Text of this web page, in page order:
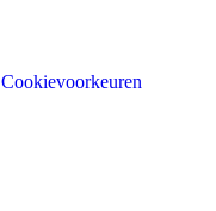
Cookievoorkeuren